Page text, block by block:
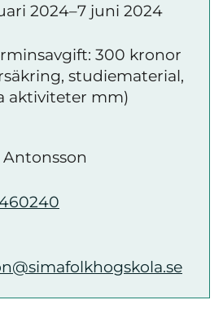
2024–7 juni 2024
300 kronor
studiematerial,
aktiviteter mm)
Antonsson